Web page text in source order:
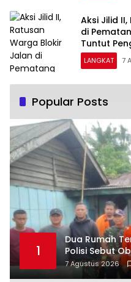
Aksi Jilid
di
Tuntut
Tahun
LANGKAT 7
Popular Posts
1
Dua Rumah
Polisi Sebut
Dugaan
7 Agustus 2026